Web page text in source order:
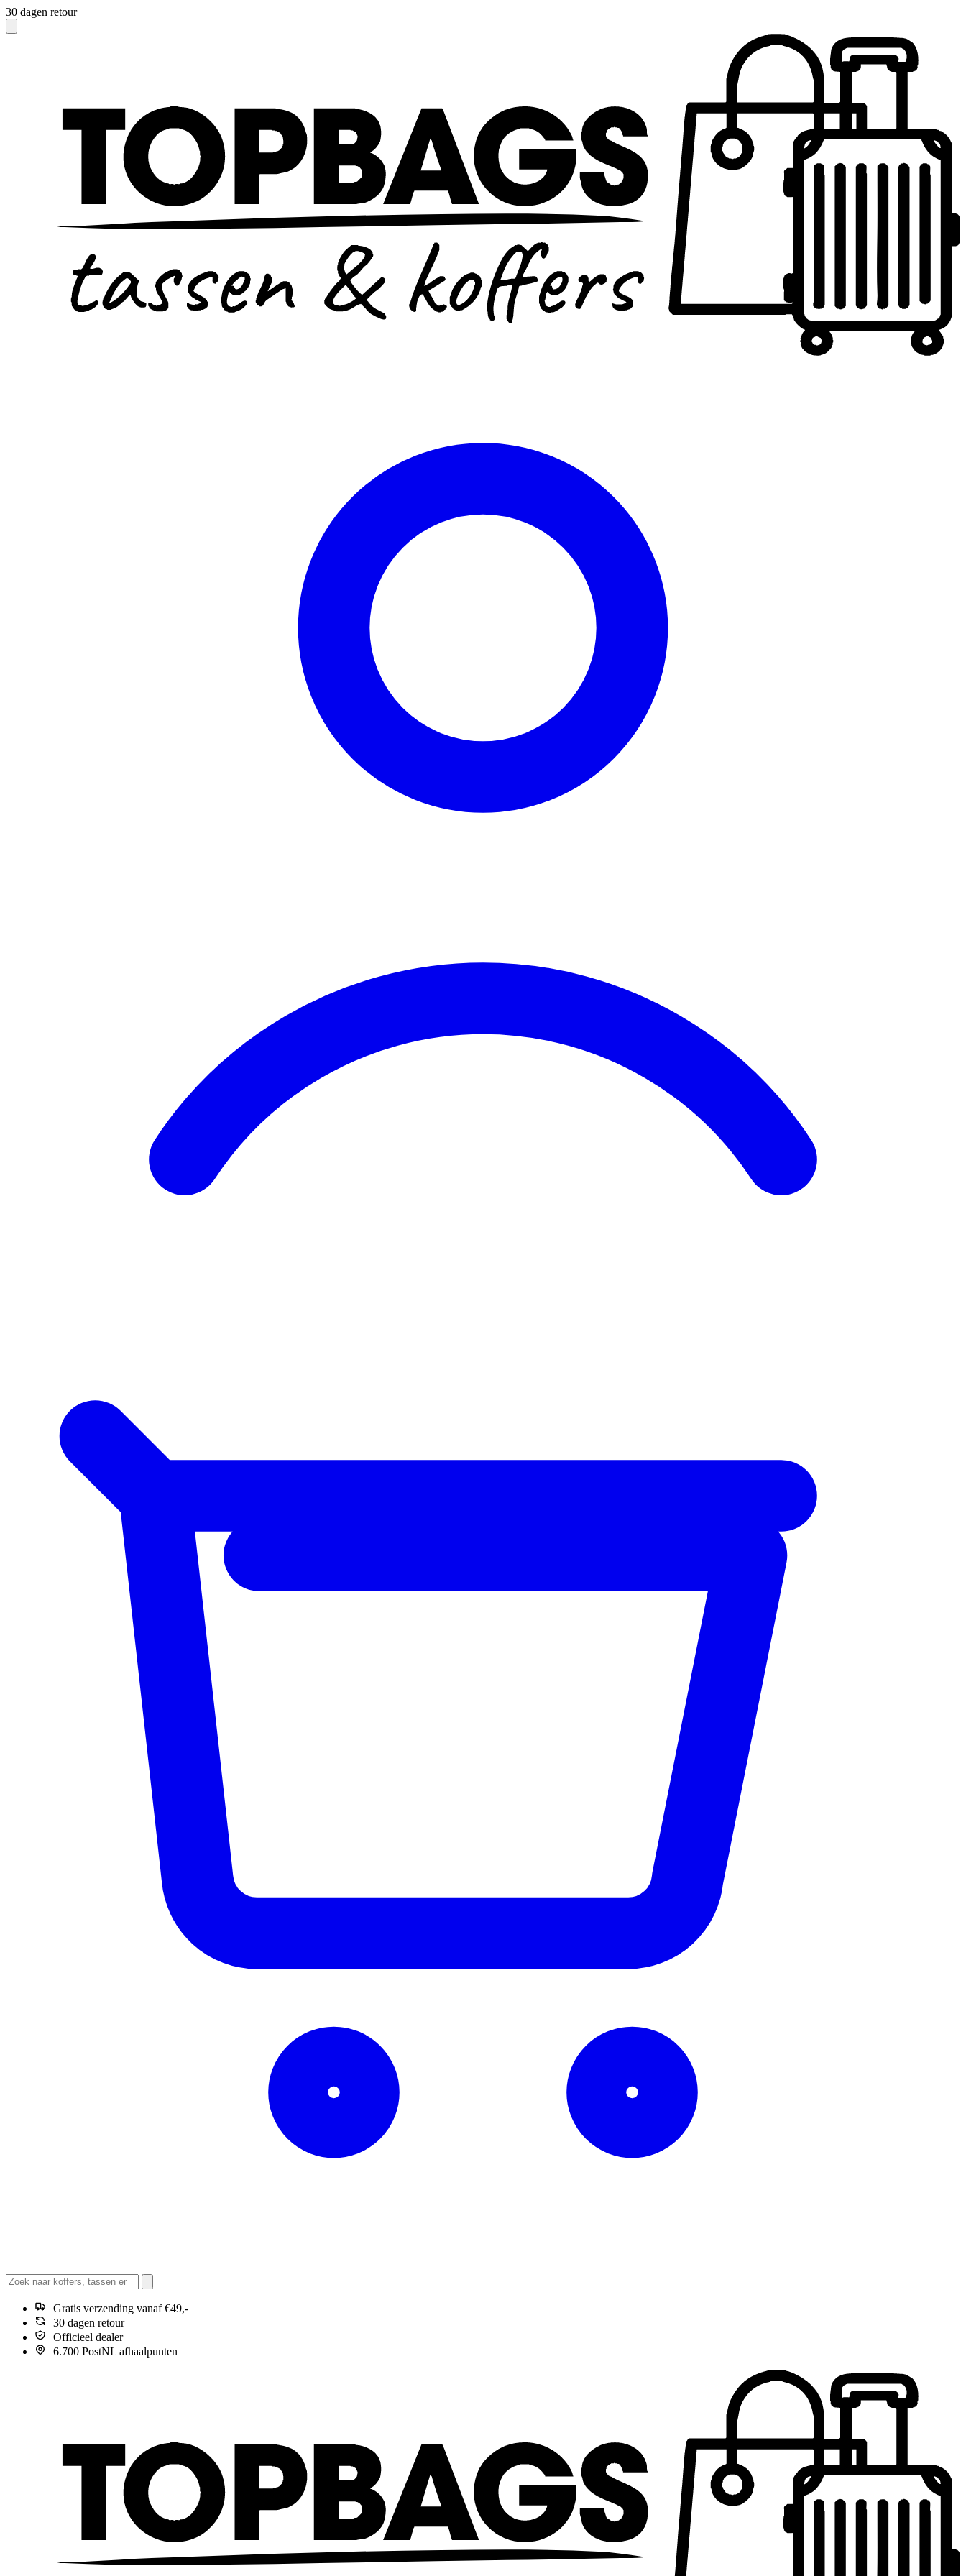
30 dagen retour
Gratis verzending vanaf €49,-
30 dagen retour
Officieel dealer
6.700 PostNL afhaalpunten